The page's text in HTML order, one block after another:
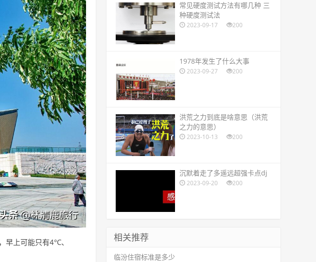
早上可能只有4°C、
​常见硬度测试方法有哪几种 三
种硬度测试法
2023-09-17 200
​1978年发生了什么大事
2023-09-27 200
​洪荒之力到底是啥意思（洪荒
之力的意思）
2023-10-13 200
​沉默着走了多遥远超强卡点dj
2023-09-20 200
相关推荐
​临汾住宿标准是多少